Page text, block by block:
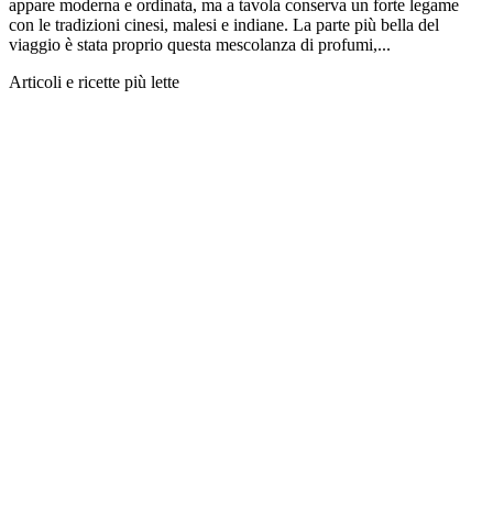
appare moderna e ordinata, ma a tavola conserva un forte legame
con le tradizioni cinesi, malesi e indiane. La parte più bella del
viaggio è stata proprio questa mescolanza di profumi,...
Articoli e ricette più lette